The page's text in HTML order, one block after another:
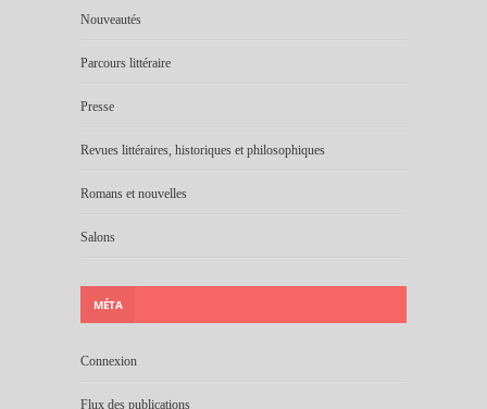
Nouveautés
Parcours littéraire
Presse
Revues littéraires, historiques et philosophiques
Romans et nouvelles
Salons
MÉTA
Connexion
Flux des publications